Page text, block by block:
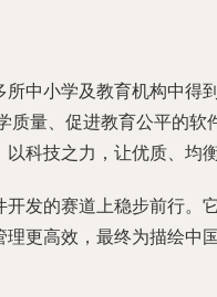
中小学及教育机构中得
质量、促进教育公平的
技之力，让优质、均
发的赛道上稳步前行。
更高效，最终为描绘中